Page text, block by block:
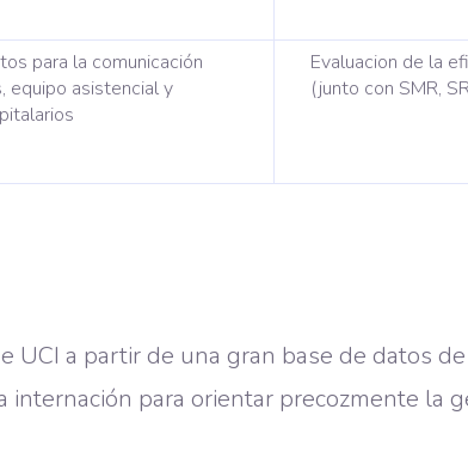
para la comunicación
equipo asistencial y
Evaluacion de la
(junto con SMR,
UCI a partir de una gran base de datos
para orientar precozmente la